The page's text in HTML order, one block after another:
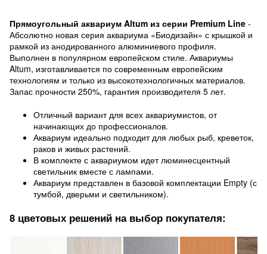
Прямоугольный аквариум Altum из серии Premium Line -
Абсолютно новая серия аквариума «Биодизайн» с крышкой и
рамкой из анодированного алюминиевого профиля.
Выполнен в популярном европейском стиле. Аквариумы
Altum, изготавливается по современным европейским
технологиям и только из высокотехнологичных материалов.
Запас прочности 250%, гарантия производителя 5 лет.
Отличный вариант для всех аквариумистов, от
начинающих до профессионалов.
Аквариум идеально подходит для любых рыб, креветок,
раков и живых растений.
В комплекте с аквариумом идет люминесцентный
светильник вместе с лампами.
Аквариум представлен в базовой комплектации Empty (с
тумбой, дверьми и светильником).
8 цветовых решений на выбор покупателя: